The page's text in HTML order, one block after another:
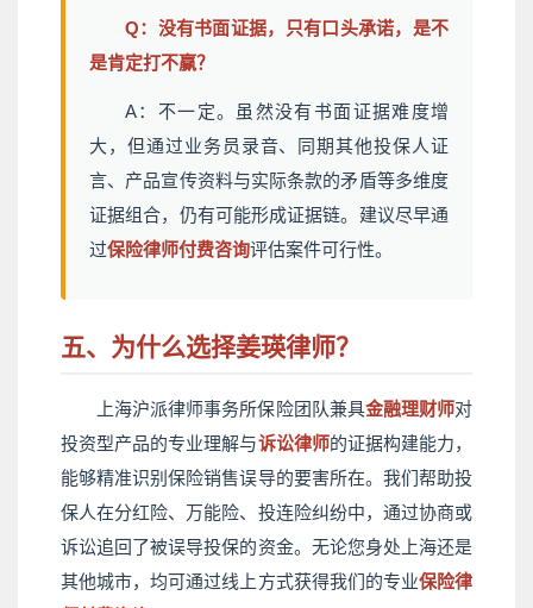
Q：没有书面证据，只有口头承诺，是不
是肯定打不赢？
A：不一定。虽然没有书面证据难度增
大，但通过业务员录音、同期其他投保人证
言、产品宣传资料与实际条款的矛盾等多维度
证据组合，仍有可能形成证据链。建议尽早通
过保险律师付费咨询评估案件可行性。
五、为什么选择姜瑛律师？
上海沪派律师事务所保险团队兼具金融理财师对
投资型产品的专业理解与诉讼律师的证据构建能力，
能够精准识别保险销售误导的要害所在。我们帮助投
保人在分红险、万能险、投连险纠纷中，通过协商或
诉讼追回了被误导投保的资金。无论您身处上海还是
其他城市，均可通过线上方式获得我们的专业保险律